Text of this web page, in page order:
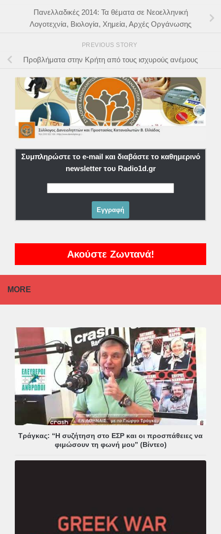
Πανελλαδικές 2014: Τα θέματα σε Νεοελληνική
Λογοτεχνία, Βιολογία, Χημεία, Αρχές Οργάνωσης
PREVIOUS STORY
Προβλήματα στην Κρήτη από τους ισχυρούς ανέμους
Συμπληρώστε το e-mail και διαβάστε το καθημερινό
newsletter του Radio1d.gr
Ακούστε Ζωντανά!
MORE
Τράγκας: “Η συζήτηση στο ΕΣΡ και οι προσπάθειες να
φιμώσουν τη φωνή μου” (Βίντεο)